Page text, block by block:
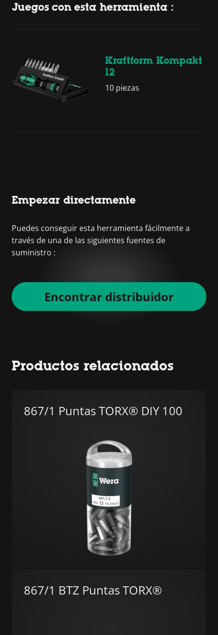
Juegos con esta herramienta :
Kraftform Kompakt
12
10 piezas
Empezar directamente
Puedes conseguir esta herramienta fácilmente a
través de una de las siguientes fuentes de
suministro :
Encontrar distribuidor
Productos relacionados
867/1 Puntas TORX® DIY 100
867/1 BTZ Puntas TORX®